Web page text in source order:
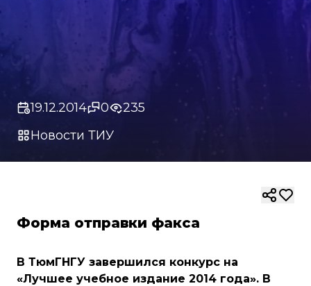
19.12.2014 0
235
Новости ТИУ
Форма отправки факса
В ТюмГНГУ завершился конкурс на
«Лучшее учебное издание 2014 года». В